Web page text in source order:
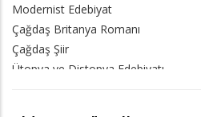
Modernist Edebiyat
Çağdaş Britanya Romanı
Çağdaş Şiir
Ütopya ve Distopya Edebiyatı